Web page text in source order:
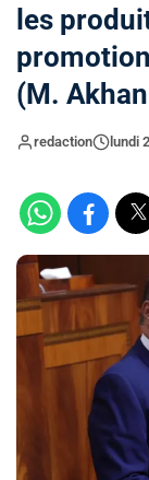
les
(M.
redaction lundi